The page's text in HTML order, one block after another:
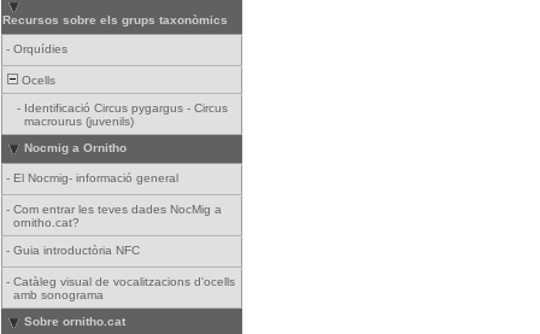
Recursos sobre els grups taxonòmics
- Orquídies
Ocells
- Identificació Circus pygargus - Circus
macrourus (juvenils)
Nocmig a Ornitho
- El Nocmig- informació general
- Com entrar les teves dades NocMig a
ornitho.cat?
- Guia introductòria NFC
- Catàleg visual de vocalitzacions d'ocells
amb sonograma
Sobre ornitho.cat